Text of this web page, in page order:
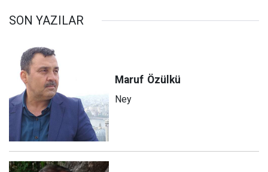
SON YAZILAR
Maruf Özülkü
Ney